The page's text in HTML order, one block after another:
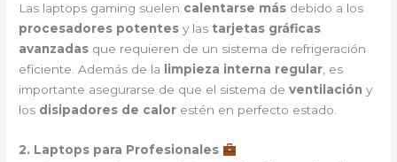
Las laptops gaming suelen calentarse más debido a los
procesadores potentes y las tarjetas gráficas
avanzadas que requieren de un sistema de refrigeración
eficiente. Además de la
limpieza interna regular, es
importante asegurarse de que el sistema deventilación y
los disipadores de calor estén en perfecto estado.
2. Laptops para Profesionales